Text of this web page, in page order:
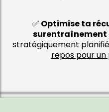
✅ Optimise ta
surentraînement
stratégiquement
repos pour